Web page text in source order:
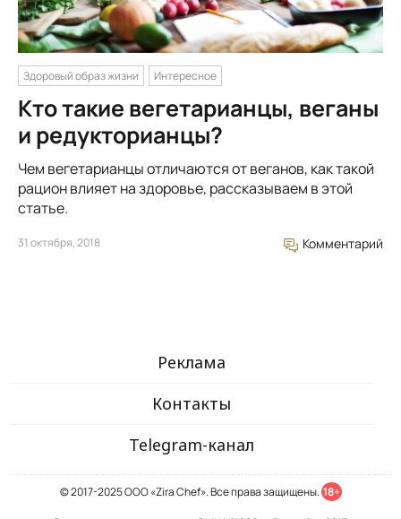
Здоровый образ жизни Интересное
Кто такие вегетарианцы, веганы
и редукторианцы?
Чем вегетарианцы отличаются от веганов, как такой
рацион влияет на здоровье, рассказываем в этой
статье.
31 октября, 2018 Комментарий
Реклама
Контакты
Telegram-канал
© 2017-2025 ООО «Zira Chef». Все права защищены. 18+